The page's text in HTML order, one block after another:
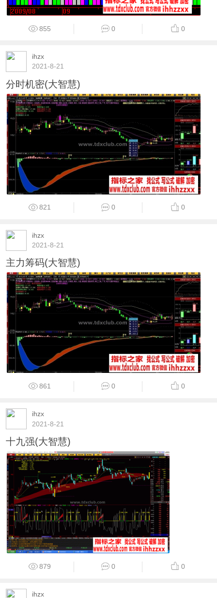
855 0 0
ihzx
2021-8-21
分时机密(大智慧)
821 0 0
ihzx
2021-8-21
主力筹码(大智慧)
861 0 0
ihzx
2021-8-21
十九强(大智慧)
879 0 0
ihzx